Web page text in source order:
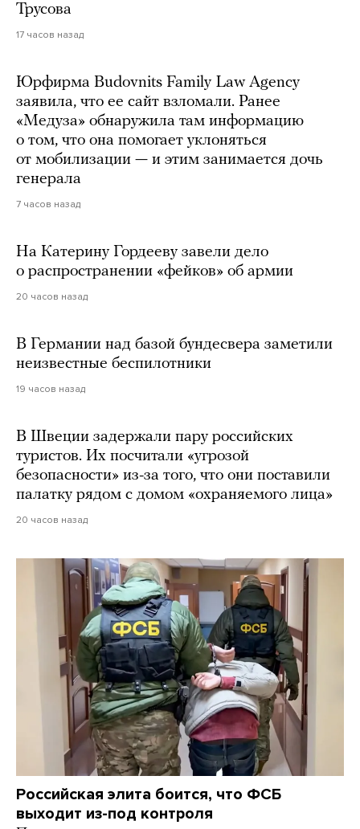
Трусова
17 часов назад
Юрфирма Budovnits Family Law Agency
заявила, что ее сайт взломали. Ранее
«Медуза» обнаружила там информацию
о том, что она помогает уклоняться
от мобилизации — и этим занимается дочь
генерала
7 часов назад
На Катерину Гордееву завели дело
о распространении «фейков» об армии
20 часов назад
В Германии над базой бундесвера заметили
неизвестные беспилотники
19 часов назад
В Швеции задержали пару российских
туристов. Их посчитали «угрозой
безопасности» из-за того, что они поставили
палатку рядом с домом «охраняемого лица»
20 часов назад
Российская элита боится, что ФСБ
выходит из-под контроля